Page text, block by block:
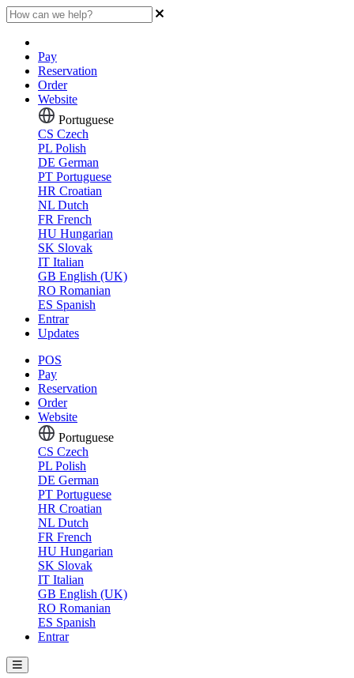
Pay
Reservation
Order
Website
Portuguese
CS Czech
PL Polish
DE German
PT Portuguese
HR Croatian
NL Dutch
FR French
HU Hungarian
SK Slovak
IT Italian
GB English (UK)
RO Romanian
ES Spanish
Entrar
Updates
POS
Pay
Reservation
Order
Website
Portuguese
CS Czech
PL Polish
DE German
PT Portuguese
HR Croatian
NL Dutch
FR French
HU Hungarian
SK Slovak
IT Italian
GB English (UK)
RO Romanian
ES Spanish
Entrar